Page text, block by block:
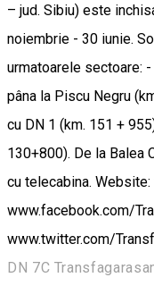
– jud. Sibiu) este
noiembrie - 30 iunie.
urmatoarele sectoare:
pâna la Piscu Negru
cu DN 1 (km. 151 +
130+800). De la Balea
cu telecabina.
www.facebook.com/
www.twitter.com/
DN 7C